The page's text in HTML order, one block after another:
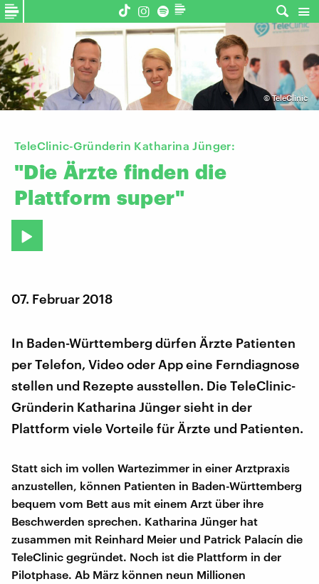
©TeleClinic
TeleClinic-Gründerin Katharina Jünger:
"Die Ärzte finden die
Plattform super"
07. Februar 2018
In Baden-Württemberg dürfen Ärzte Patienten
per Telefon, Video oder App eine Ferndiagnose
stellen und Rezepte ausstellen. Die TeleClinic-
Gründerin Katharina Jünger sieht in der
Plattform viele Vorteile für Ärzte und Patienten.
Statt sich im vollen Wartezimmer in einer Arztpraxis
anzustellen, können Patienten in Baden-Württemberg
bequem vom Bett aus mit einem Arzt über ihre
Beschwerden sprechen. Katharina Jünger hat
zusammen mit Reinhard Meier und Patrick Palacín die
TeleClinic gegründet. Noch ist die Plattform in der
Pilotphase. Ab März können neun Millionen